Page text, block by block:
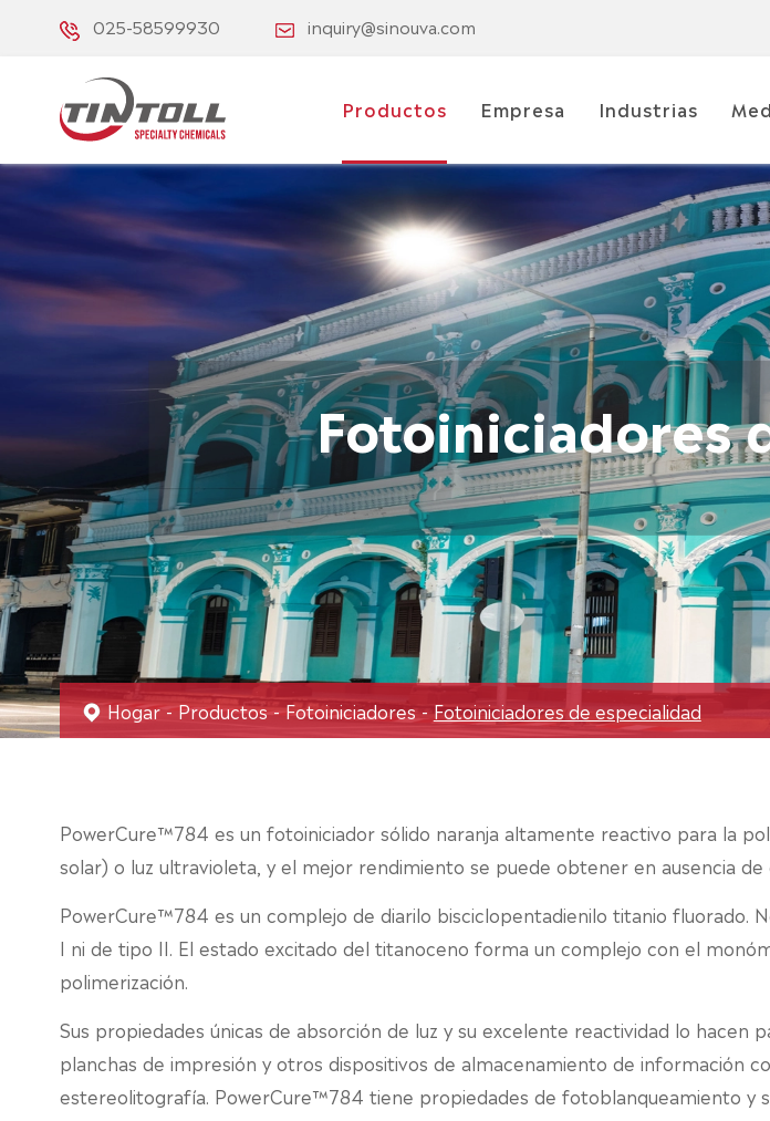
025-58599930 inquiry@sinouva.com
Productos Empresa Industrias
Fotoiniciadores
Hogar Productos Fotoiniciadores Fotoiniciadores de especialidad
PowerCure™784 es un fotoiniciador sólido naranja altamente reactivo para la
solar) o luz ultravioleta, y el mejor rendimiento se puede obtener en ausencia de
PowerCure™784 es un complejo de diarilo bisciclopentadienilo titanio fluorado.
I ni de tipo II. El estado excitado del titanoceno forma un complejo con el
polimerización.
Sus propiedades únicas de absorción de luz y su excelente reactividad lo
planchas de impresión y otros dispositivos de almacenamiento de información
estereolitografía. PowerCure™784 tiene propiedades de fotoblanqueamiento y